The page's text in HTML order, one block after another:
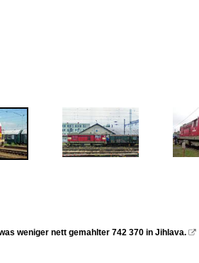
weniger nett gemahlter 742 370 in Jihlava. 